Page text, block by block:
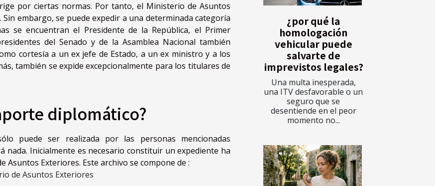
por ciertas normas. Por tanto, el Ministerio de Asuntos
embargo, se puede expedir a una determinada categoría
se encuentran el Presidente de la República, el Primer
del Senado y de la Asamblea Nacional también
cortesía a un ex jefe de Estado, a un ex ministro y a los
también se expide excepcionalmente para los titulares de
diplomático?
puede ser realizada por las personas mencionadas
Inicialmente es necesario constituir un expediente ha
Exteriores. Este archivo se compone de :
de Asuntos Exteriores
¿por qué la
homologación
vehicular puede
salvarte de
imprevistos legales?
Una multa inesperada,
una ITV desfavorable o un
seguro que se
desentiende en el peor
momento no...